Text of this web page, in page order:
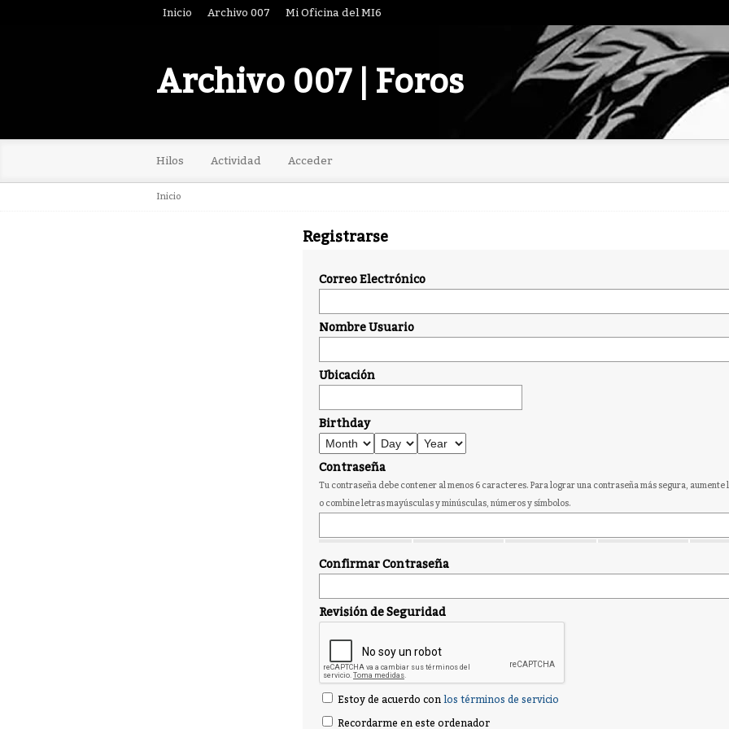
Inicio Archivo 007 Mi Oficina del MI6
Archivo 007 | Foros
Hilos Actividad Acceder
Inicio
Registrarse
Correo Electrónico
Nombre Usuario
Ubicación
Birthday
Contraseña
Tu contraseña debe contener al menos 6 caracteres. Para lograr una contraseña más segura, aumente
o combine letras mayúsculas y minúsculas, números y símbolos.
Confirmar Contraseña
Revisión de Seguridad
Estoy de acuerdo con los términos de servicio
Recordarme en este ordenador